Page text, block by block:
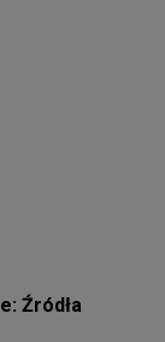
Źródła